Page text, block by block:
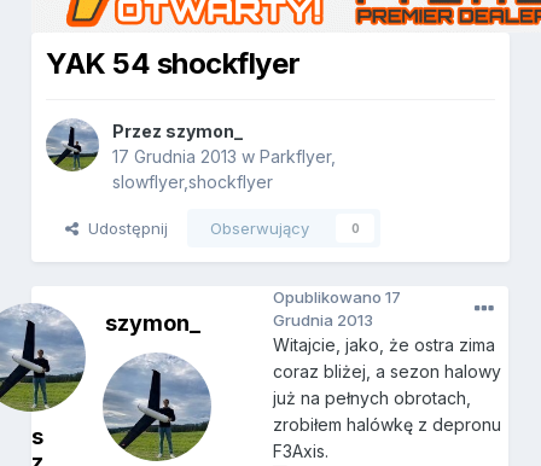
YAK 54 shockflyer
Przez szymon_
17 Grudnia 2013 wParkflyer,
slowflyer,shockflyer
Udostępnij Obserwujący 0
s
szymon_
Opublikowano17
Grudnia 2013
Witajcie, jako, że ostra zima
coraz bliżej, a sezon halowy
już na pełnych obrotach,
zrobiłem halówkę z depronu
F3Axis.